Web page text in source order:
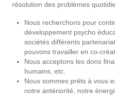
résolution des problèmes
Nous recherchons pour
développement psycho
sociétés différents
pouvons travailler en co-
Nous acceptons les dons
humains, etc.
Nous sommes prêts à vous
notre antériorité, notre